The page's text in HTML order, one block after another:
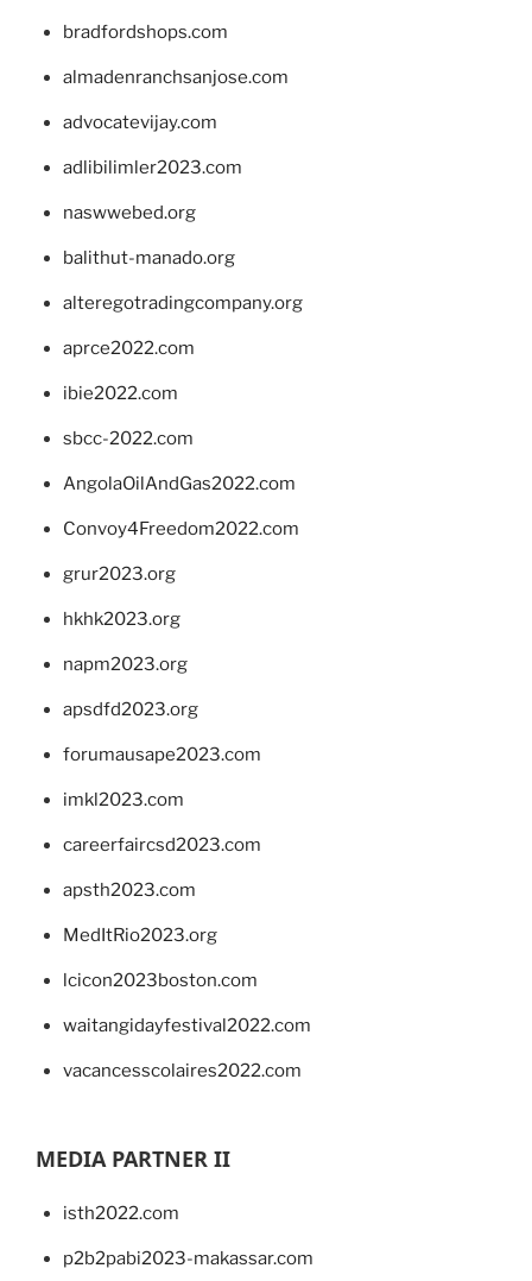
bradfordshops.com
almadenranchsanjose.com
advocatevijay.com
adlibilimler2023.com
naswwebed.org
balithut-manado.org
alteregotradingcompany.org
aprce2022.com
ibie2022.com
sbcc-2022.com
AngolaOilAndGas2022.com
Convoy4Freedom2022.com
grur2023.org
hkhk2023.org
napm2023.org
apsdfd2023.org
forumausape2023.com
imkl2023.com
careerfaircsd2023.com
apsth2023.com
MedItRio2023.org
lcicon2023boston.com
waitangidayfestival2022.com
vacancesscolaires2022.com
MEDIA PARTNER II
isth2022.com
p2b2pabi2023-makassar.com